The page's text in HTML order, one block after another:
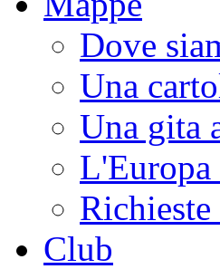
Dove
Una
Una gita
L'Europa
Club